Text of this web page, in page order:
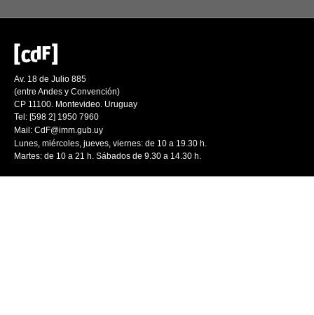
Av. 18 de Julio 885
(entre Andes y Convención)
CP 11100. Montevideo. Uruguay
Tel: [598 2] 1950 7960
Mail: CdF@imm.gub.uy
Lunes, miércoles, jueves, viernes: de 10 a 19.30 h.
Martes: de 10 a 21 h. Sábados de 9.30 a 14.30 h.